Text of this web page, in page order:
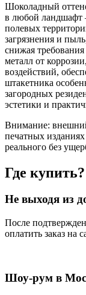
Шоколадный
в любой ландшафт
полевых
загрязнения и
снижая
металл от
воздействий,
штакетника
загородных
эстетики и
Внимание:
печатных
реального без
Где купить?
Не выходя из
После
оплатить заказ на
Шоу-рум в